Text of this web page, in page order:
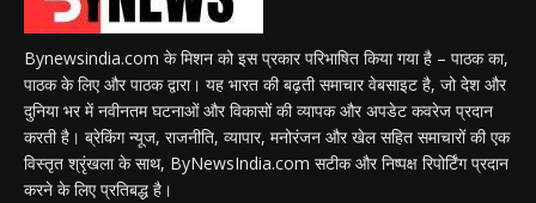
Bynewsindia.com के मिशन को इस प्रकार परिभाषित किया गया है – पाठक का,
पाठक के लिए और पाठक द्वारा। यह भारत की बढ़ती समाचार वेबसाइट है, जो देश और
दुनिया भर में नवीनतम घटनाओं और विकासों की व्यापक और अपडेट कवरेज प्रदान
करती है। ब्रेकिंग न्यूज, राजनीति, व्यापार, मनोरंजन और खेल सहित समाचारों की एक
विस्तृत श्रृंखला के साथ, ByNewsIndia.com सटीक और निष्पक्ष रिपोर्टिंग प्रदान
करने के लिए प्रतिबद्ध है।